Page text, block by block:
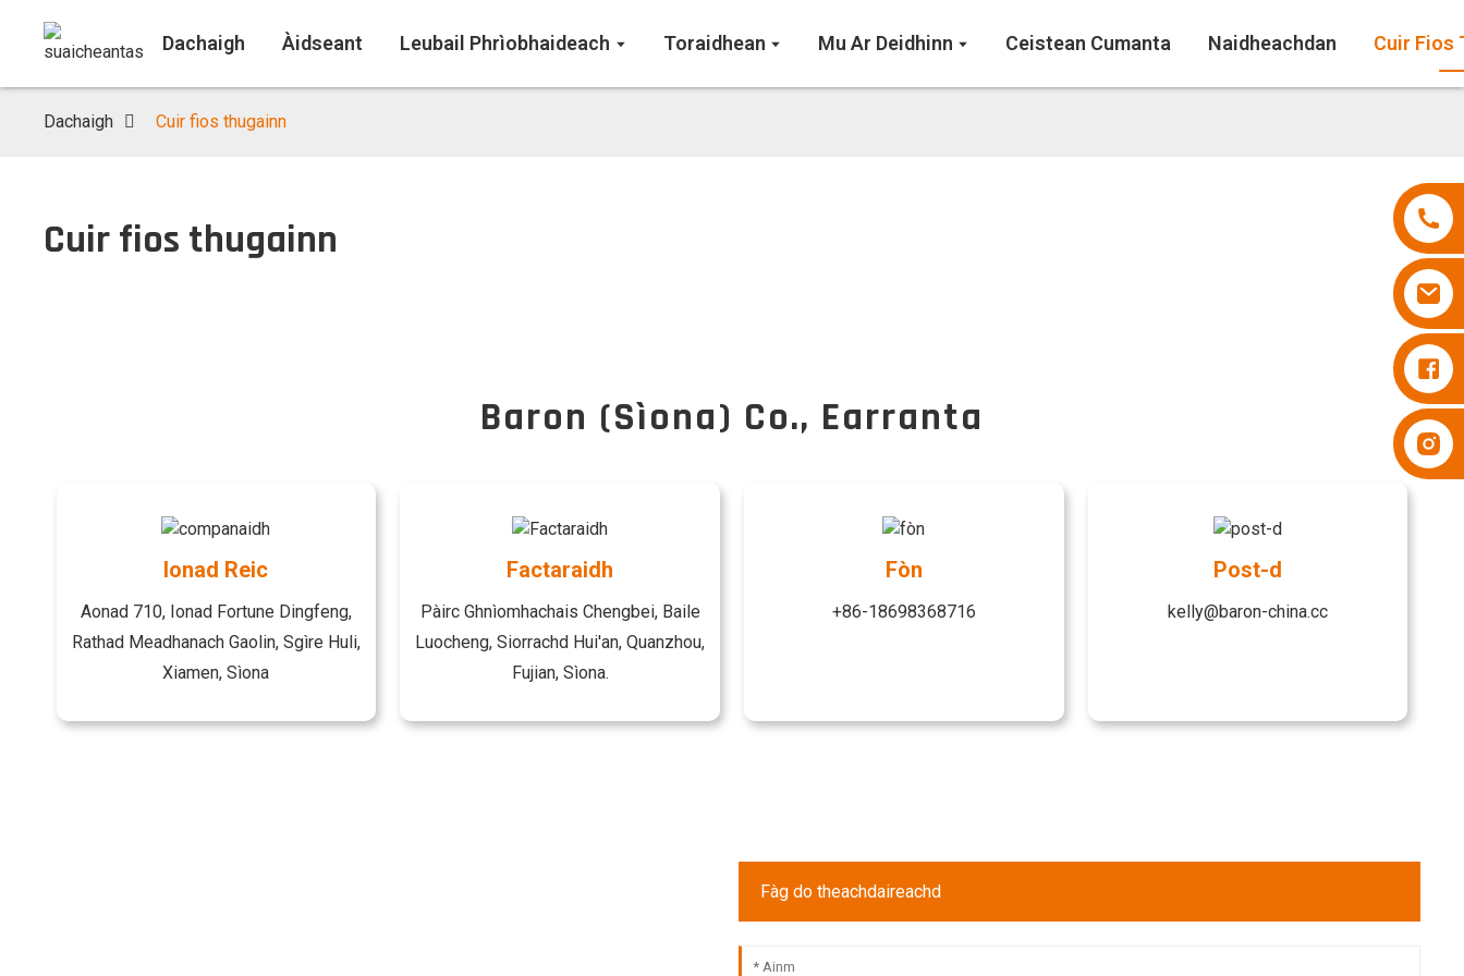
Dachaigh Àidseant Leubail Phrìobhaideach Toraidhean Mu Ar Deidhinn Ceistean Cumanta Naidheachdan Cuir Fios
Dachaigh Cuir fios thugainn
Cuir fios thugainn
Baron (Sìona) Co., Earranta
Ionad Reic
Aonad 710, Ionad Fortune Dingfeng,
Rathad Meadhanach Gaolin, Sgìre Huli,
Xiamen, Sìona
Factaraidh
Pàirc Ghnìomhachais Chengbei, Baile
Luocheng, Siorrachd Hui'an, Quanzhou,
Fujian, Sìona.
Fòn
+86-18698368716
Post-d
kelly@baron-china.cc
Fàg do theachdaireachd